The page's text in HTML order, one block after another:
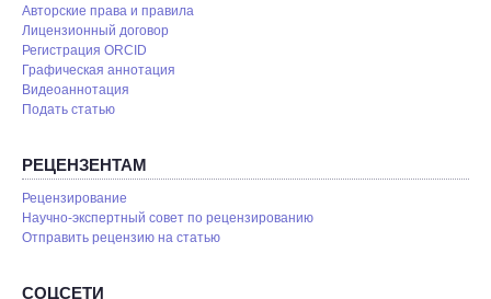
Авторские права и правила
Лицензионный договор
Регистрация ORCID
Графическая аннотация
Видеоаннотация
Подать статью
РЕЦЕНЗЕНТАМ
Рецензирование
Научно-экспертный совет по рецензированию
Отправить рецензию на статью
СОЦСЕТИ